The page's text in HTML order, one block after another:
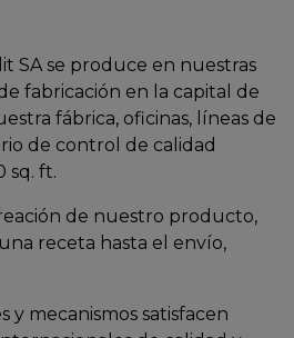
SA se produce en nuestras
fabricación en la capital de
fábrica, oficinas, líneas de
de control de calidad
sq. ft.
de nuestro producto,
receta hasta el envío,
y mecanismos satisfacen